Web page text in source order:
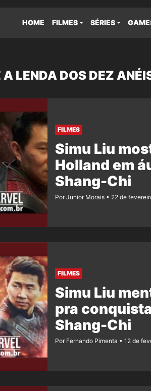
HOME FILMES SÉRIES
LENDA DOS DEZ
FILMES
Simu Liu
Holland em
Shang-Chi
Por Junior Morais 22 de
FILMES
Simu Liu
pra
Shang-Chi
Por Fernando Pimenta 12 de